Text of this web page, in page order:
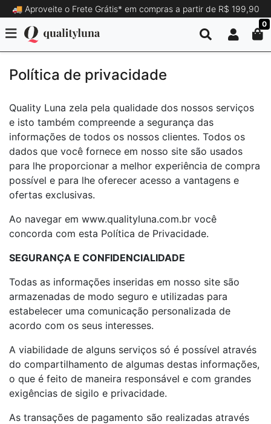
🚚 Aproveite o Frete Grátis* em compras a partir de R$ 199,90
0
Política de privacidade
Quality Luna zela pela qualidade dos nossos serviços
e isto também compreende a segurança das
informações de todos os nossos clientes. Todos os
dados que você fornece em nosso site são usados
para lhe proporcionar a melhor experiência de compra
possível e para lhe oferecer acesso a vantagens e
ofertas exclusivas.
Ao navegar em www.qualityluna.com.br você
concorda com esta Política de Privacidade.
SEGURANÇA E CONFIDENCIALIDADE
Todas as informações inseridas em nosso site são
armazenadas de modo seguro e utilizadas para
estabelecer uma comunicação personalizada de
acordo com os seus interesses.
A viabilidade de alguns serviços só é possível através
do compartilhamento de algumas destas informações,
o que é feito de maneira responsável e com grandes
exigências de sigilo e privacidade.
As transações de pagamento são realizadas através